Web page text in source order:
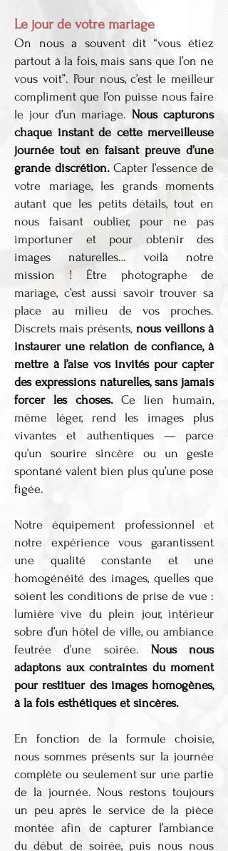
Le jour de votre mariage
On nous a souvent dit “vous étiez
partout à la fois, mais sans que l’on ne
vous voit”. Pour nous, c’est le meilleur
compliment que l’on puisse nous faire
le jour d’un mariage.Nous capturons
chaque instant de cette merveilleuse
journée tout en faisant preuve d’une
grande discrétion.Capter l’essence de
votre mariage, les grands moments
autant que les petits détails, tout en
nous faisant oublier, pour ne pas
importuner et pour obtenir des
images naturelles… voilà notre
mission ! Être photographe de
mariage, c’est aussi savoir trouver sa
place au milieu de vos proches.
Discrets mais présents, nous veillons à
instaurer une relation de confiance, à
mettre à l’aise vos invités pour capter
des expressions naturelles, sans jamais
forcer les choses.Ce lien humain,
même léger, rend les images plus
vivantes et authentiques — parce
qu’un sourire sincère ou un geste
spontané valent bien plus qu’une pose
figée.
Notre équipement professionnel et
notre expérience vous garantissent
une qualité constante et une
homogénéité des images, quelles que
soient les conditions de prise de vue :
lumière vive du plein jour, intérieur
sobre d’un hôtel de ville, ou ambiance
feutrée d’une soirée. Nous nous
adaptons aux contraintes du moment
pour restituer des images homogènes,
à la fois esthétiques et sincères.
En fonction de la formule choisie,
nous sommes présents sur la journée
complète ou seulement sur une partie
de la journée. Nous restons toujours
un peu après le service de la pièce
montée afin de capturer l’ambiance
du début de soirée, puis nous nous